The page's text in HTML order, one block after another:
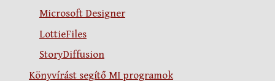
Microsoft Designer
LottieFiles
StoryDiffusion
Könyvírást segítő MI programok